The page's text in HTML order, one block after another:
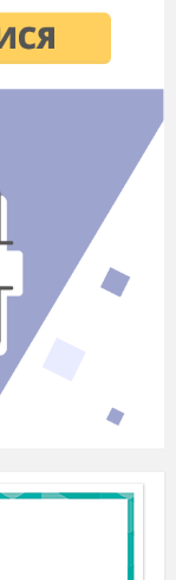
підійдіть
я дуже
ім′я і
,а
квіточки?